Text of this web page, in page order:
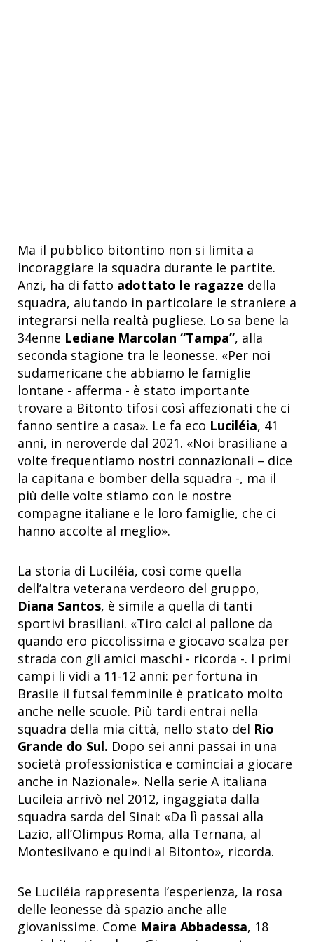
Ma il pubblico bitontino non si limita a
incoraggiare la squadra durante le partite.
Anzi, ha di fatto adottato le ragazze della
squadra, aiutando in particolare le straniere a
integrarsi nella realtà pugliese. Lo sa bene la
34enne Lediane Marcolan “Tampa”, alla
seconda stagione tra le leonesse. «Per noi
sudamericane che abbiamo le famiglie
lontane - afferma - è stato importante
trovare a Bitonto tifosi così affezionati che ci
fanno sentire a casa». Le fa eco Luciléia, 41
anni, in neroverde dal 2021. «Noi brasiliane a
volte frequentiamo nostri connazionali – dice
la capitana e bomber della squadra -, ma il
più delle volte stiamo con le nostre
compagne italiane e le loro famiglie, che ci
hanno accolte al meglio».
La storia di Luciléia, così come quella
dell’altra veterana verdeoro del gruppo,
Diana Santos, è simile a quella di tanti
sportivi brasiliani. «Tiro calci al pallone da
quando ero piccolissima e giocavo scalza per
strada con gli amici maschi - ricorda -. I primi
campi li vidi a 11-12 anni: per fortuna in
Brasile il futsal femminile è praticato molto
anche nelle scuole. Più tardi entrai nella
squadra della mia città, nello stato del Rio
Grande do Sul. Dopo sei anni passai in una
società professionistica e cominciai a giocare
anche in Nazionale». Nella serie A italiana
Lucileia arrivò nel 2012, ingaggiata dalla
squadra sarda del Sinai: «Da lì passai alla
Lazio, all’Olimpus Roma, alla Ternana, al
Montesilvano e quindi al Bitonto», ricorda.
Se Luciléia rappresenta l’esperienza, la rosa
delle leonesse dà spazio anche alle
giovanissime. Come Maira Abbadessa, 18